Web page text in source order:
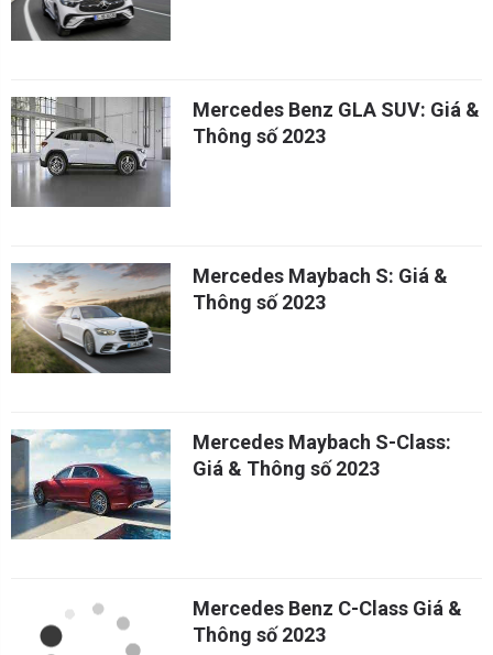
Mercedes Benz GLA SUV: Giá &
Thông số 2023
Mercedes Maybach S: Giá &
Thông số 2023
Mercedes Maybach S-Class:
Giá & Thông số 2023
Mercedes Benz C-Class Giá &
Thông số 2023